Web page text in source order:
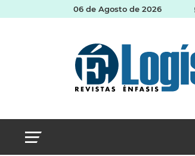
06 de Agosto de 2026